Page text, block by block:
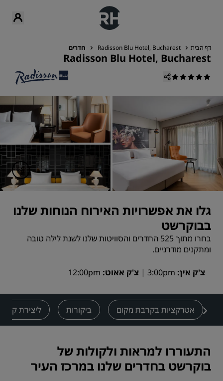
דף הבית Radisson Blu Hotel, Bucharest חדרים
Radisson Blu Hotel, Bucharest
גלו את אפשרויות האירוח הנוחות שלנו
בבוקרשט
בחרו מתוך 525 החדרים והסוויטות שלנו לשנת לילה טובה
ומתקנים מודרניים.
צ'ק אין 3:00pm צ'ק אאוט 12:00pm
אטרקציות בקרבת מקום ביקורות ליצירת קשר
התעוררו למראות ולקולות של
בוקרשט בחדרים שלנו במרכז העיר